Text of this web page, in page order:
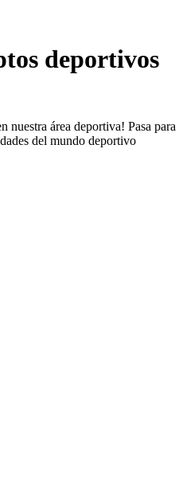
deportivos
nuestra área deportiva! Pasa para
del mundo deportivo